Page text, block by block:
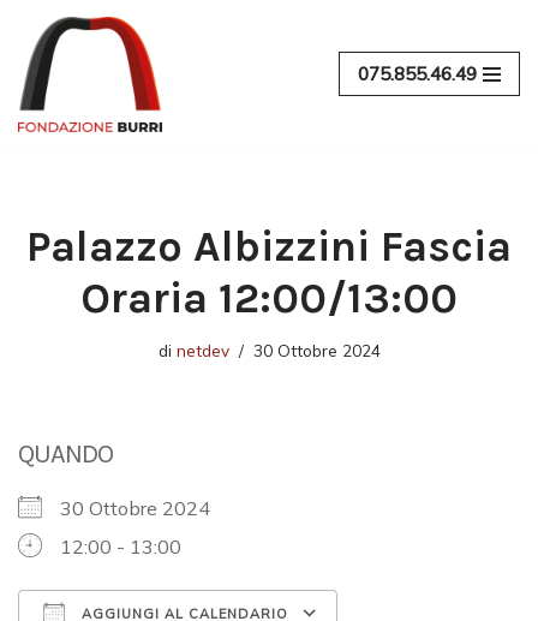
Vai
al
contenuto
075.855.46.49
Palazzo Albizzini Fascia
Oraria 12:00/13:00
di netdev 30 Ottobre 2024
QUANDO
30 Ottobre 2024
12:00 - 13:00
AGGIUNGI AL CALENDARIO